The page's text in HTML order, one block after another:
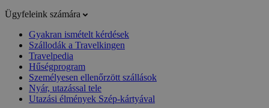
Ügyfeleink számára
Gyakran ismételt kérdések
Szállodák a Travelkingen
Travelpedia
Hűségprogram
Személyesen ellenőrzött szállások
Nyár, utazással tele
Utazási élmények Szép-kártyával